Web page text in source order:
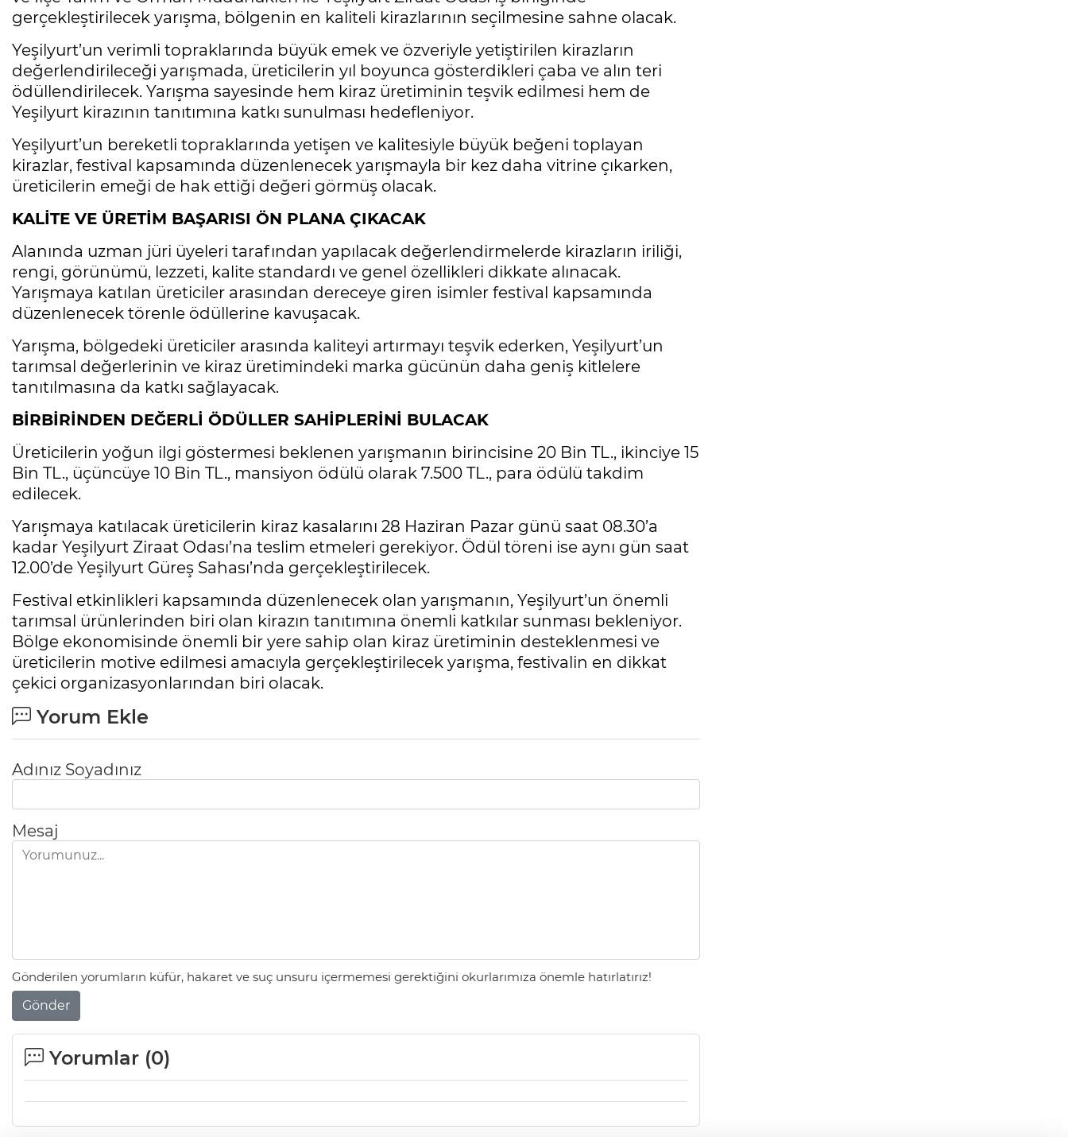
gerçekleştirilecek yarışma, bölgenin en kaliteli kirazlarının seçilmesine sahne olacak.
Yeşilyurt’un verimli topraklarında büyük emek ve özveriyle yetiştirilen kirazların
değerlendirileceği yarışmada, üreticilerin yıl boyunca gösterdikleri çaba ve alın teri
ödüllendirilecek. Yarışma sayesinde hem kiraz üretiminin teşvik edilmesi hem de
Yeşilyurt kirazının tanıtımına katkı sunulması hedefleniyor.
Yeşilyurt’un bereketli topraklarında yetişen ve kalitesiyle büyük beğeni toplayan
kirazlar, festival kapsamında düzenlenecek yarışmayla bir kez daha vitrine çıkarken,
üreticilerin emeği de hak ettiği değeri görmüş olacak.
KALİTE VE ÜRETİM BAŞARISI ÖN PLANA ÇIKACAK
Alanında uzman jüri üyeleri tarafından yapılacak değerlendirmelerde kirazların iriliği,
rengi, görünümü, lezzeti, kalite standardı ve genel özellikleri dikkate alınacak.
Yarışmaya katılan üreticiler arasından dereceye giren isimler festival kapsamında
düzenlenecek törenle ödüllerine kavuşacak.
Yarışma, bölgedeki üreticiler arasında kaliteyi artırmayı teşvik ederken, Yeşilyurt’un
tarımsal değerlerinin ve kiraz üretimindeki marka gücünün daha geniş kitlelere
tanıtılmasına da katkı sağlayacak.
BİRBİRİNDEN DEĞERLİ ÖDÜLLER SAHİPLERİNİ BULACAK
Üreticilerin yoğun ilgi göstermesi beklenen yarışmanın birincisine 20 Bin TL., ikinciye 15
Bin TL., üçüncüye 10 Bin TL., mansiyon ödülü olarak 7.500 TL., para ödülü takdim
edilecek.
Yarışmaya katılacak üreticilerin kiraz kasalarını 28 Haziran Pazar günü saat 08.30’a
kadar Yeşilyurt Ziraat Odası’na teslim etmeleri gerekiyor. Ödül töreni ise aynı gün saat
12.00’de Yeşilyurt Güreş Sahası’nda gerçekleştirilecek.
Festival etkinlikleri kapsamında düzenlenecek olan yarışmanın, Yeşilyurt’un önemli
tarımsal ürünlerinden biri olan kirazın tanıtımına önemli katkılar sunması bekleniyor.
Bölge ekonomisinde önemli bir yere sahip olan kiraz üretiminin desteklenmesi ve
üreticilerin motive edilmesi amacıyla gerçekleştirilecek yarışma, festivalin en dikkat
çekici organizasyonlarından biri olacak.
Yorum Ekle
Adınız Soyadınız
Mesaj
Gönderilen yorumların küfür, hakaret ve suç unsuru içermemesi gerektiğini okurlarımıza önemle hatırlatırız!
Gönder
Yorumlar (0)